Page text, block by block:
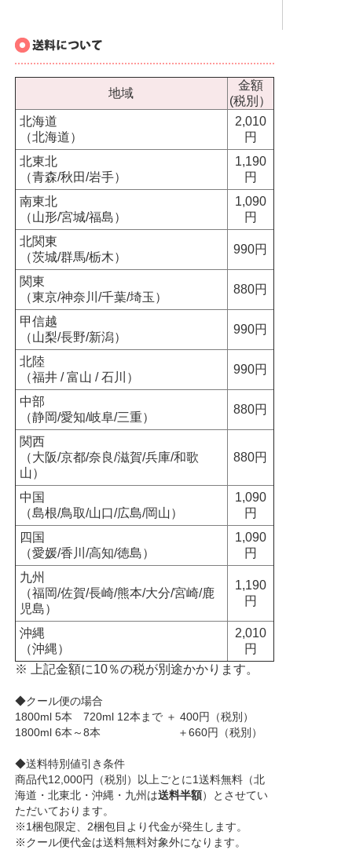
地域
金額
(税別）
北海道
（北海道）
2,010
円
北東北
（青森/秋田/岩手）
1,190
円
南東北
（山形/宮城/福島）
1,090
円
北関東
（茨城/群馬/栃木）
990円
関東
（東京/神奈川/千葉/埼玉）
880円
甲信越
（山梨/長野/新潟）
990円
北陸
（福井 / 富山 / 石川）
990円
中部
（静岡/愛知/岐阜/三重）
880円
関西
（大阪/京都/奈良/滋賀/兵庫/和歌
山）
880円
中国
（島根/鳥取/山口/広島/岡山）
1,090
円
四国
（愛媛/香川/高知/徳島）
1,090
円
九州
（福岡/佐賀/長崎/熊本/大分/宮崎/鹿
児島）
1,190
円
沖縄
（沖縄）
2,010
円
※ 上記金額に10％の税が別途かかります。
◆クール便の場合
1800ml 5本 720ml 12本まで ＋ 400円（税別）
1800ml 6本～8本 ＋660円（税別）
◆送料特別値引き条件
商品代12,000円（税別）以上ごとに1送料無料（北
海道・北東北・沖縄・九州は送料半額）とさせてい
ただいております。
※1梱包限定、2梱包目より代金が発生します。
※クール便代金は送料無料対象外になります。